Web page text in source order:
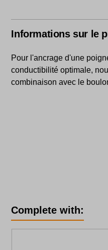
Informations sur le
Pour l'ancrage d'une
conductibilité optimale,
combinaison avec le
Skip product gallery
Complete with: